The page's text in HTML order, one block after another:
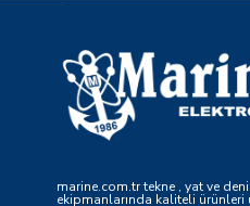
marine.com.tr tekne , yat ve
ekipmanlarında kaliteli ürünleri